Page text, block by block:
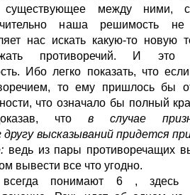
между ними,
наша решимость не
нас искать какую-то новую
противоречий. И это
Ибо легко показать, что
то ему пришлось бы
что означало бы полный
что в случае
высказываний придется
ведь из пары противоречащих
вывести все что угодно.
понимают 6 , здесь